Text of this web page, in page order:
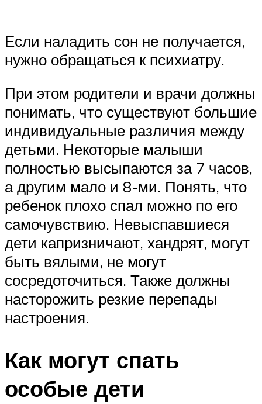
Если наладить сон не получается,
нужно обращаться к психиатру.
При этом родители и врачи должны
понимать, что существуют большие
индивидуальные различия между
детьми. Некоторые малыши
полностью высыпаются за 7 часов,
а другим мало и 8-ми. Понять, что
ребенок плохо спал можно по его
самочувствию. Невыспавшиеся
дети капризничают, хандрят, могут
быть вялыми, не могут
сосредоточиться. Также должны
насторожить резкие перепады
настроения.
Как могут спать
особые дети